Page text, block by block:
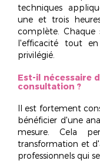
techniques
une et trois
complète. Chaque
l'efficacité tout
privilégié.
Est-il nécessaire
consultation ?
Il est fortement
bénéficier d'une
mesure. Cela
transformation et
professionnels qui